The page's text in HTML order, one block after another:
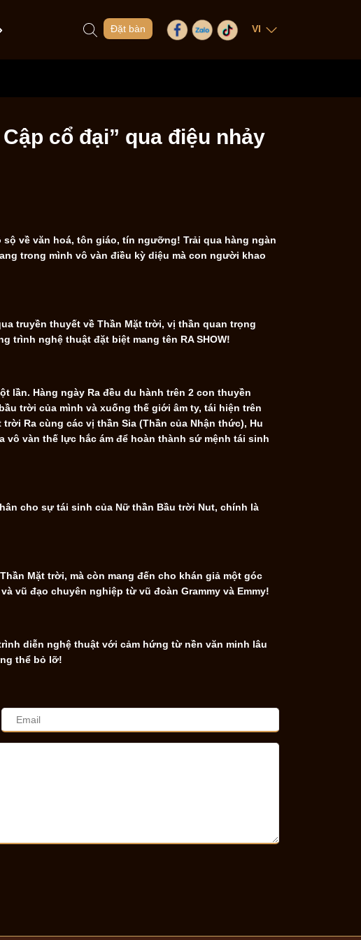
Liên hệ
Đặt bàn VI
cổ đại” qua điệu nhảy
về văn hoá, tôn giáo, tín ngưỡng! Trải qua hàng ngàn
trong mình vô vàn điều kỳ diệu mà con người khao
truyền thuyết về Thần Mặt trời, vị thần quan trọng
trình nghệ thuật đặt biệt mang tên RA SHOW!
lần. Hàng ngày Ra đều du hành trên 2 con thuyền
trời của mình và xuống thế giới âm ty, tái hiện trên
Ra cùng các vị thần Sia (Thần của Nhận thức), Hu
vô vàn thế lực hắc ám để hoàn thành sứ mệnh tái sinh
cho sự tái sinh của Nữ thần Bầu trời Nut, chính là
Mặt trời, mà còn mang đến cho khán giả một góc
vũ đạo chuyên nghiệp từ vũ đoàn Grammy và Emmy!
diễn nghệ thuật với cảm hứng từ nền văn minh lâu
thể bỏ lỡ!